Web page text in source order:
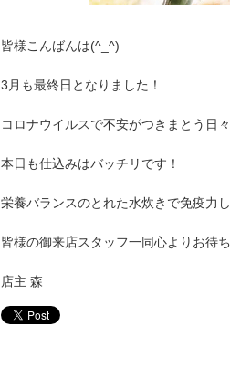
皆様こんばんは(^_^)
3月も最終日となりました！
コロナウイルスで不安がつきまとう日
本日も仕込みはバッチリです！
栄養バランスのとれた水炊きで免疫力
皆様の御来店スタッフ一同心よりお待
店主 森